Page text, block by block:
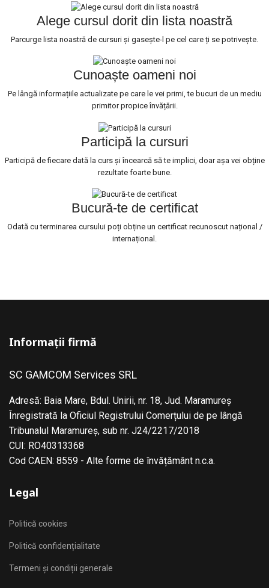
Alege cursul dorit din lista noastră
Parcurge lista noastră de cursuri și gasește-l pe cel care ți se potrivește.
Cunoaște oameni noi
Pe lângă informațiile actualizate pe care le vei primi, te bucuri de un mediu
primitor propice învățării.
Participă la cursuri
Participă de fiecare dată la curs și încearcă să te implici, doar așa vei obține
rezultate foarte bune.
Bucură-te de certificat
Odată cu terminarea cursului poți obține un certificat recunoscut național /
internațional.
Informații firmă
SC GAMCOM Services SRL
Adresă: Baia Mare, Bdul. Unirii, nr. 18, Jud. Maramureş
Înregistrată la Oficiul Registrului Comerțului de pe lângă
Tribunalul Maramureş, sub nr. J24/2217/2018
CUI: RO40313368
Cod CAEN: 8559 - Alte forme de învățământ n.c.a.
Legal
Politică cookies
Politică confidențialitate
Termeni și condiții generale